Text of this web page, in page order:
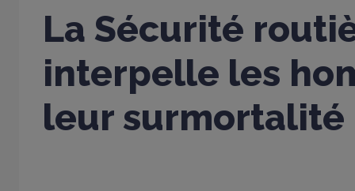
La Sécurité
interpelle les
leur